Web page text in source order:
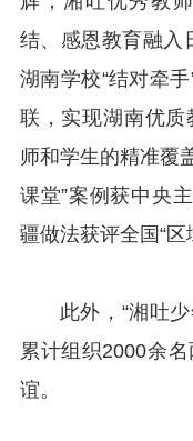
结、感恩教育融入
湖南学校“结对牵
联，实现湖南优
师和学生的精准覆
课堂”案例获中央
疆做法获评全国“区
此外，“湘吐
累计组织2000余
谊。